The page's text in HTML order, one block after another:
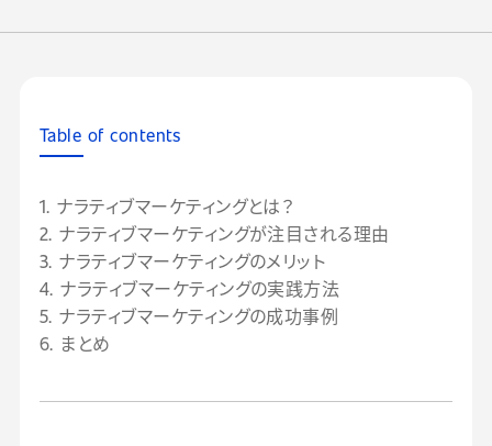
Table of contents
1. ナラティブマーケティングとは？
2. ナラティブマーケティングが注目される理由
3. ナラティブマーケティングのメリット
4. ナラティブマーケティングの実践方法
5. ナラティブマーケティングの成功事例
6. まとめ